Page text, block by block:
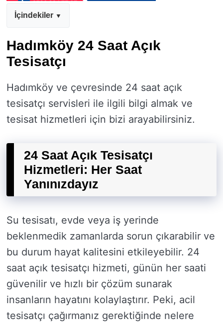
İçindekiler
Hadımköy 24 Saat Açık
Tesisatçı
Hadımköy ve çevresinde 24 saat açık
tesisatçı servisleri ile ilgili bilgi almak ve
tesisat hizmetleri için bizi arayabilirsiniz.
24 Saat Açık Tesisatçı
Hizmetleri: Her Saat
Yanınızdayız
Su tesisatı, evde veya iş yerinde
beklenmedik zamanlarda sorun çıkarabilir ve
bu durum hayat kalitesini etkileyebilir. 24
saat açık tesisatçı hizmeti, günün her saati
güvenilir ve hızlı bir çözüm sunarak
insanların hayatını kolaylaştırır. Peki, acil
tesisatçı çağırmanız gerektiğinde nelere